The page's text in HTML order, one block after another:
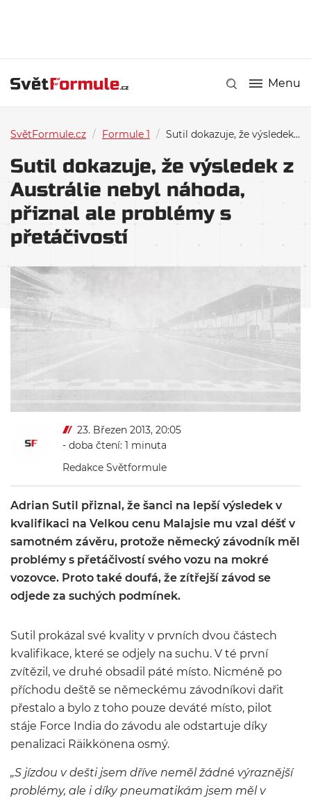
Menu
SvětFormule.cz / Formule 1 / Sutil dokazuje, že výsledek z Austrálie nebyl náhoda, přiznal ale problémy s přetáčivostí
Sutil dokazuje, že výsledek z
Austrálie nebyl náhoda,
přiznal ale problémy s
přetáčivostí
23. Březen 2013, 20:05
- doba čtení: 1 minuta
Redakce Světformule
Adrian Sutil přiznal, že šanci na lepší výsledek v
kvalifikaci na Velkou cenu Malajsie mu vzal déšť v
samotném závěru, protože německý závodník měl
problémy s přetáčivostí svého vozu na mokré
vozovce. Proto také doufá, že zítřejší závod se
odjede za suchých podmínek.
Sutil prokázal své kvality v prvních dvou částech
kvalifikace, které se odjely na suchu. V té první
zvítězil, ve druhé obsadil páté místo. Nicméně po
příchodu deště se německému závodníkovi dařit
přestalo a bylo z toho pouze deváté místo, pilot
stáje Force India do závodu ale odstartuje díky
penalizaci Räikkönena osmý.
„S jízdou v dešti jsem dříve neměl žádné výraznější
problémy, ale i díky pneumatikám jsem měl v